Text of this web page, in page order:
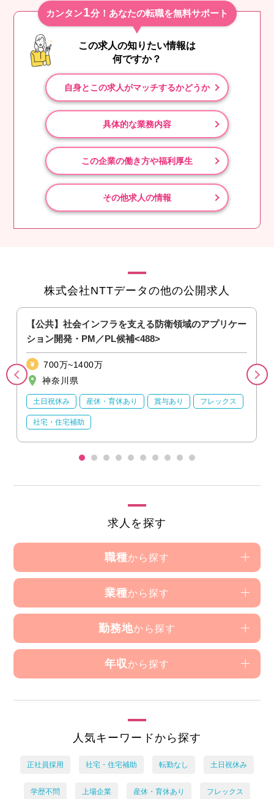
カンタン1分！あなたの転職を無料サポート
この求人の知りたい情報は
何ですか？
自身とこの求人がマッチするかどうか
具体的な業務内容
この企業の働き方や福利厚生
その他求人の情報
株式会社NTTデータの他の公開求人
【公共】社会インフラを支える防衛領域のアプリケー
ション開発・PM／PL候補<488>
700万~1400万
神奈川県
土日祝休み 産休・育休あり 賞与あり フレックス
社宅・住宅補助
求人を探す
職種から探す
業種から探す
勤務地から探す
年収 から探す
人気キーワードから探す
正社員採用 社宅・住宅補助 転勤なし 土日祝休み
学歴不問 上場企業 産休・育休あり フレックス